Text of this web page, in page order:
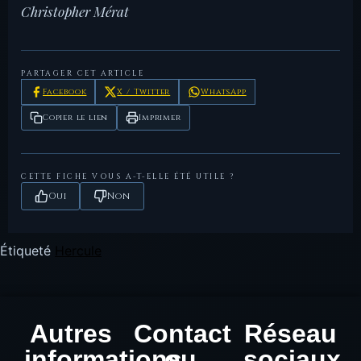
Burnett, Coinage in the Roman
LesDioscures —
Christopher Mérat
PARTAGER CET ARTICLE
Facebook X / Twitter WhatsApp
Copier le lien Imprimer
CETTE FICHE VOUS A-T-ELLE ÉTÉ UTILE ?
Oui Non
Étiqueté
Autres
Contact Réseau